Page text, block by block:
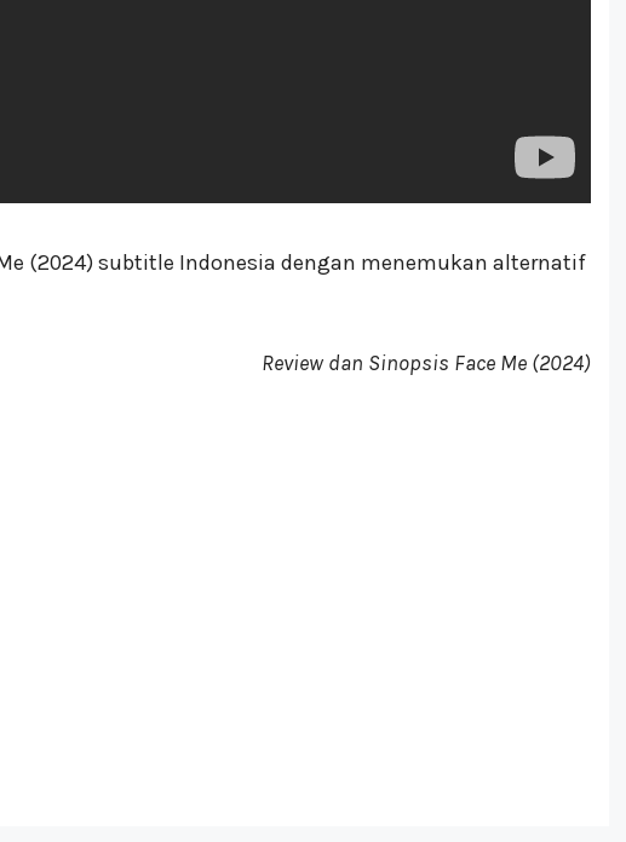
(2024) subtitle Indonesia dengan menemukan alternatif
Review dan Sinopsis Face Me (2024)